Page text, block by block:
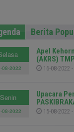
Berita
08-2022
Apel
(AKRS) TMP
16-08-2022 -
Senin
08-2022
Upacara
15-08-2022 -